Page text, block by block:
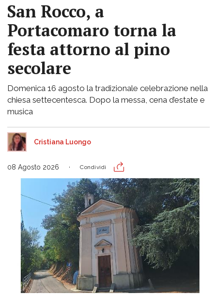
San Rocco, a
Portacomaro torna la
festa attorno al pino
secolare
Domenica 16 agosto la tradizionale celebrazione nella
chiesa settecentesca. Dopo la messa, cena d’estate e
musica
Cristiana Luongo
08 Agosto 2026 Condividi